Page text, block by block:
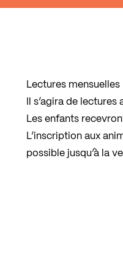
Lectures
Il s’agira de
Les enfants
L’inscription aux
possible jusqu’à la